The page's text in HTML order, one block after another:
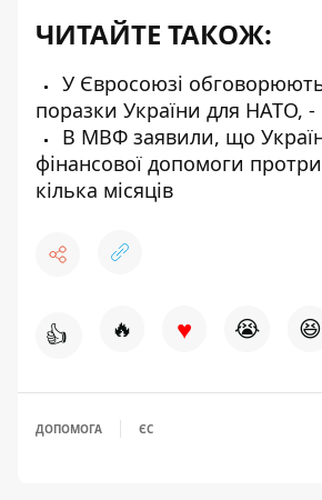
ЧИТАЙТЕ ТАКОЖ:
У Євросоюзі
поразки України для НАТО,
В МВФ заявили, що
фінансової допомоги
кілька місяців
👍 🔥 ♥ 😭 😆
ДОПОМОГА ЄС